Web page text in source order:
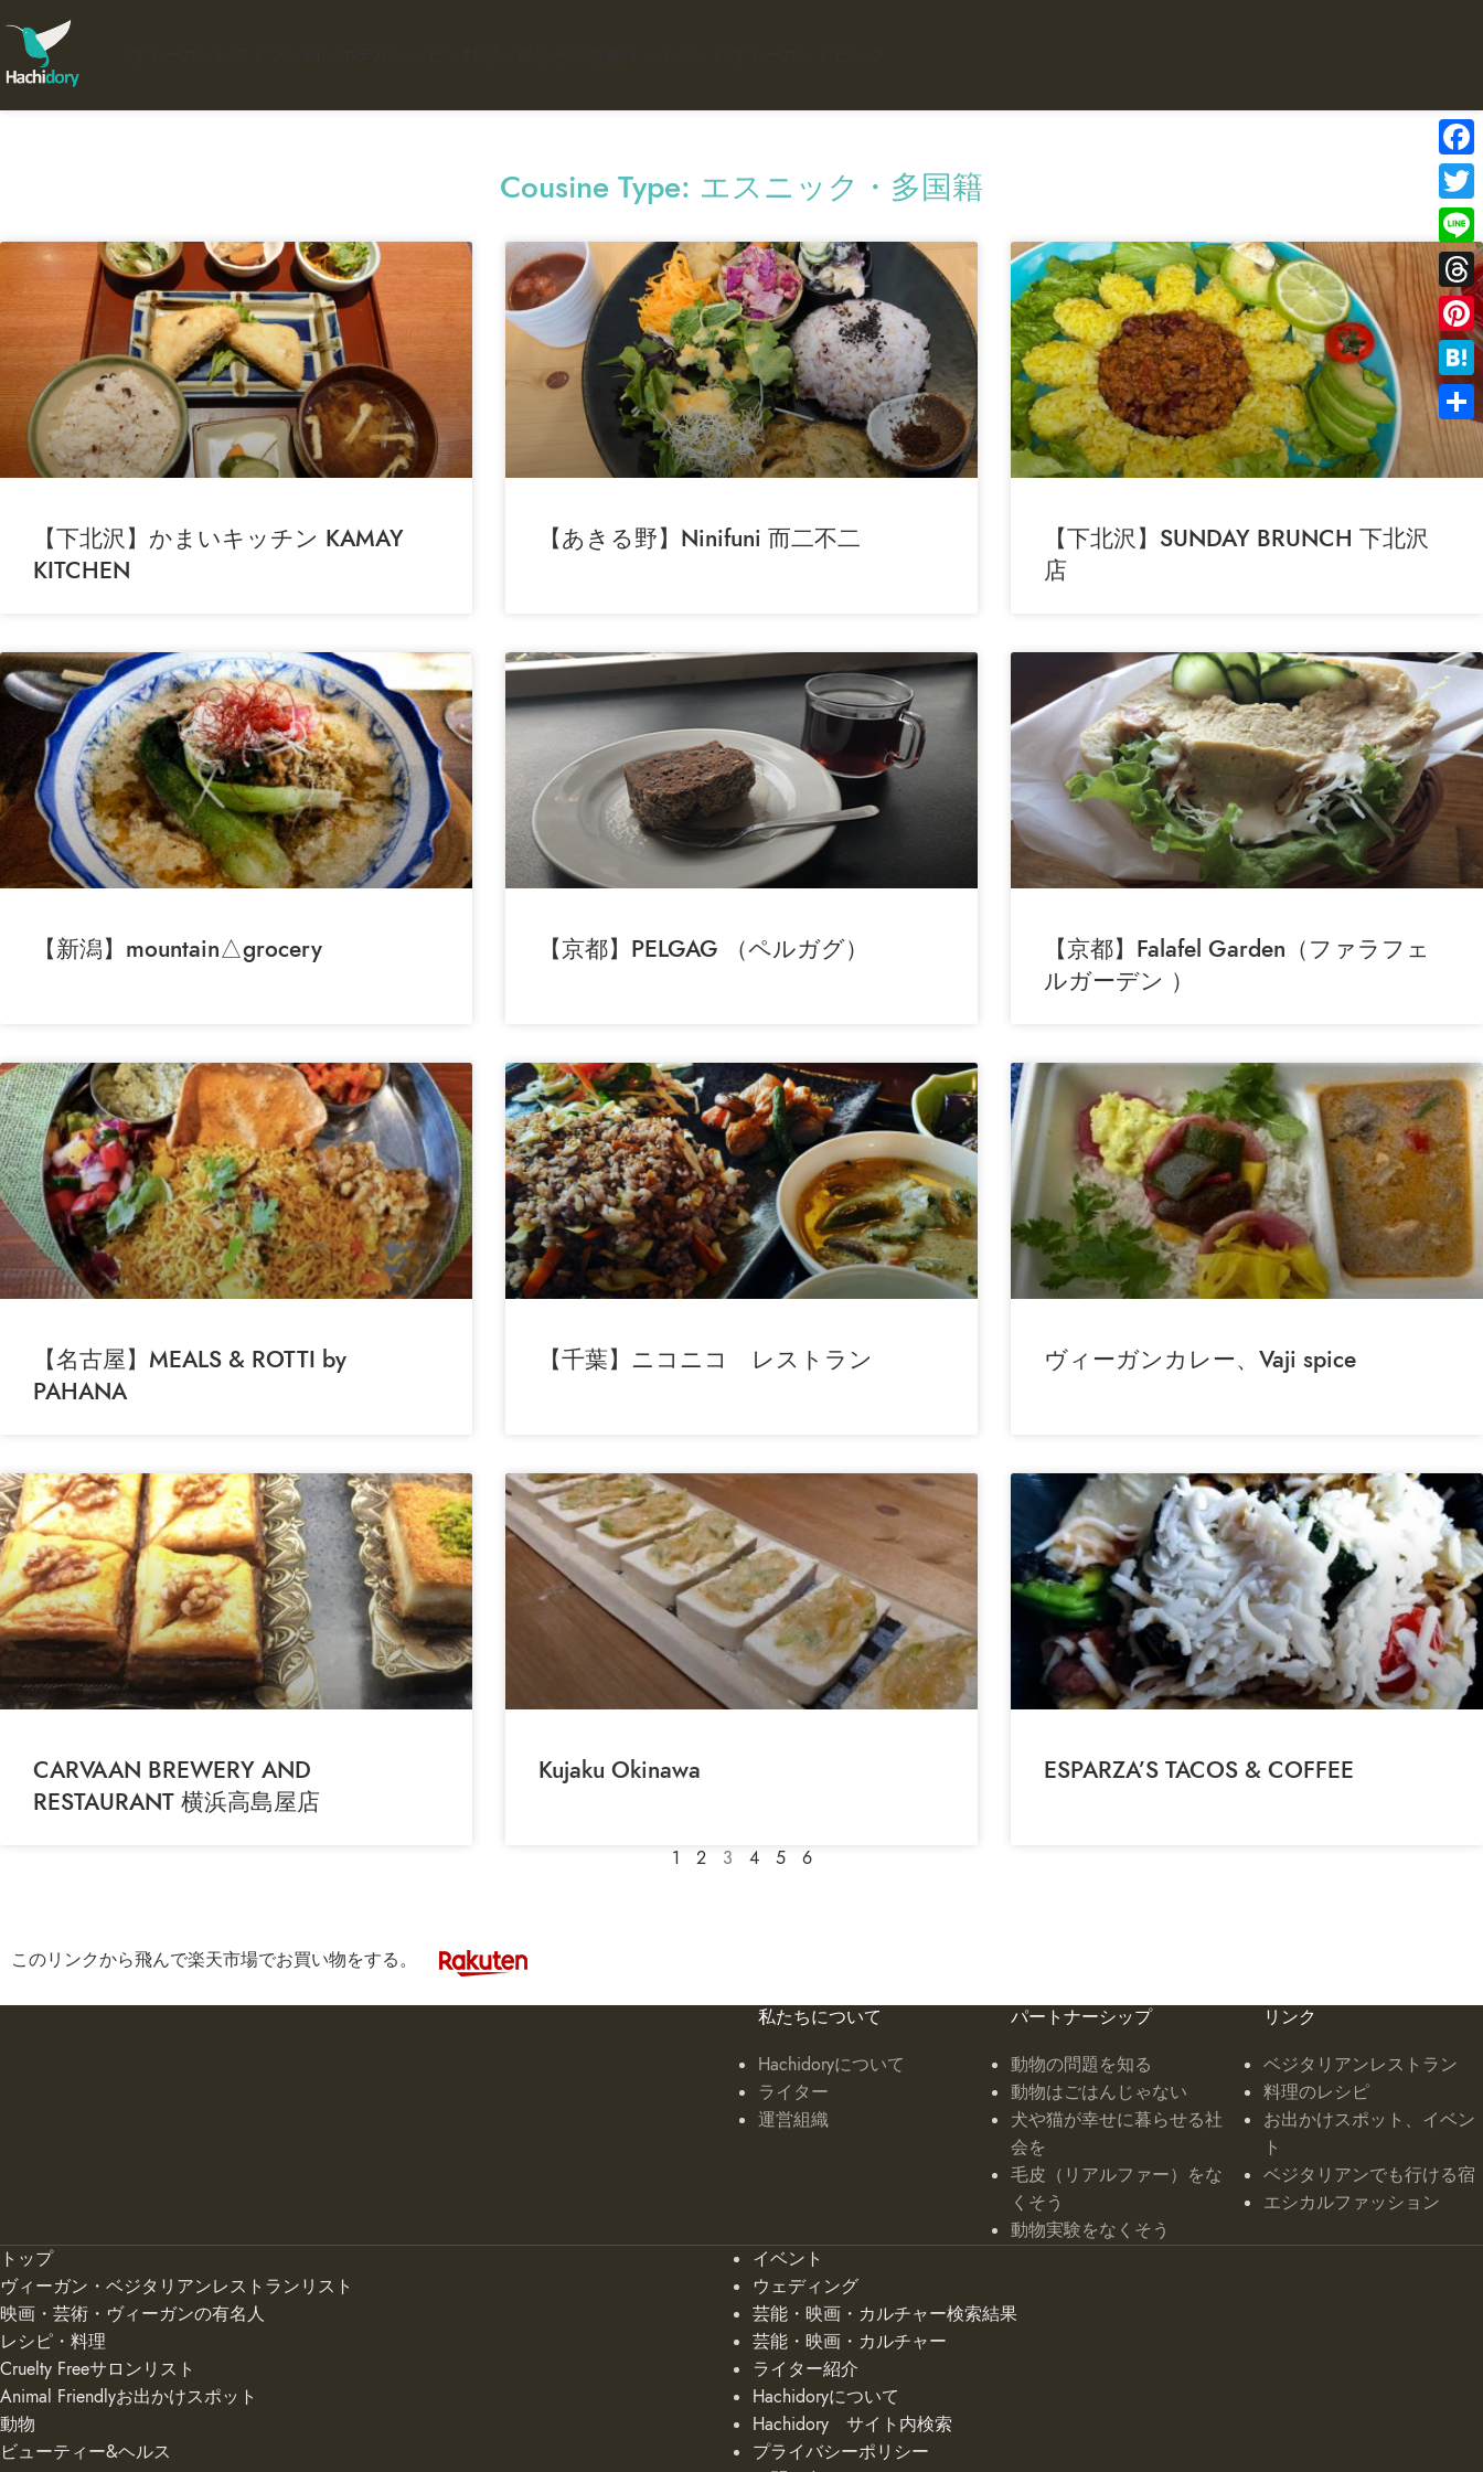
Cousine Type: エスニック・多国籍
【下北沢】かまいキッチン KAMAY
KITCHEN
【あきる野】Ninifuni 而二不二
【下北沢】SUNDAY BRUNCH 下北沢
店
【新潟】mountain△grocery 【京都】PELGAG （ペルガグ）
【京都】Falafel Garden（ファラフェ
ルガーデン ）
【名古屋】MEALS & ROTTI by
PAHANA
【千葉】ニコニコ レストラン ヴィーガンカレー、Vaji spice
CARVAAN BREWERY AND
RESTAURANT 横浜高島屋店
Kujaku Okinawa ESPARZA’S TACOS & COFFEE
1 2 3 4 5 6
このリンクから飛んで楽天市場でお買い物をする。
私たちについて
Hachidoryについて
ライター
運営組織
パートナーシップ
動物の問題を知る
動物はごはんじゃない
犬や猫が幸せに暮らせる社
会を
毛皮（リアルファー）をな
くそう
動物実験をなくそう
リンク
ベジタリアンレストラン
料理のレシピ
お出かけスポット、イベン
ト
ベジタリアンでも行ける宿
エシカルファッション
トップ
ヴィーガン・ベジタリアンレストランリスト
映画・芸術・ヴィーガンの有名人
レシピ・料理
Cruelty Freeサロンリスト
Animal Friendlyお出かけスポット
動物
ビューティー&ヘルス
イベント
ウェディング
芸能・映画・カルチャー検索結果
芸能・映画・カルチャー
ライター紹介
Hachidoryについて
Hachidory サイト内検索
プライバシーポリシー
Line
共
有